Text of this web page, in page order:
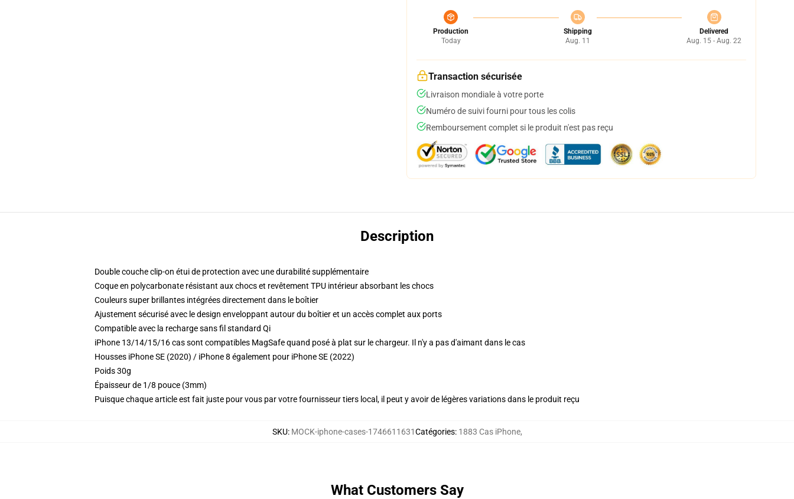
Production
Today
Shipping
Aug. 11
Delivered
Aug. 15 - Aug. 22
Transaction sécurisée
Livraison mondiale à votre porte
Numéro de suivi fourni pour tous les colis
Remboursement complet si le produit n'est pas reçu
Description
Double couche clip-on étui de protection avec une durabilité supplémentaire
Coque en polycarbonate résistant aux chocs et revêtement TPU intérieur absorbant les chocs
Couleurs super brillantes intégrées directement dans le boîtier
Ajustement sécurisé avec le design enveloppant autour du boîtier et un accès complet aux ports
Compatible avec la recharge sans fil standard Qi
iPhone 13/14/15/16 cas sont compatibles MagSafe quand posé à plat sur le chargeur. Il n'y a pas d'aimant dans le cas
Housses iPhone SE (2020) / iPhone 8 également pour iPhone SE (2022)
Poids 30g
Épaisseur de 1/8 pouce (3mm)
Puisque chaque article est fait juste pour vous par votre fournisseur tiers local, il peut y avoir de légères variations dans le produit reçu
SKU: MOCK-iphone-cases-1746611631Catégories: 1883 Cas iPhone,
What Customers Say